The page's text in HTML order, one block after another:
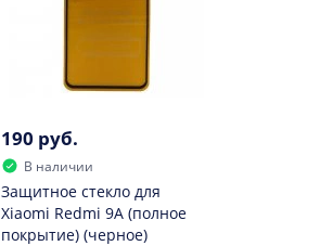
190 руб.
В наличии
Защитное стекло для
Xiaomi Redmi 9A (полное
покрытие) (черное)